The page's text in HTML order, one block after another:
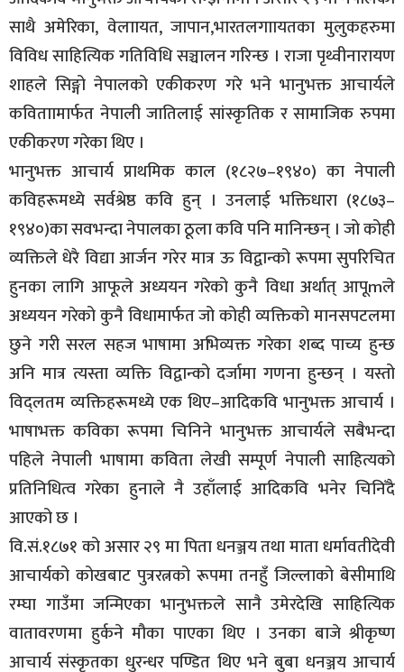
साथै अमेरिका, वेलाायत, जापान,भारतलगाायतका मुलुकहरुमा
विविध साहित्यिक गतिविधि सञ्चालन गरिन्छ । राजा पृथ्वीनारायण
शाहले सिङ्गो नेपालको एकीकरण गरे भने भानुभक्त आचार्यले
कविताामार्फत नेपाली जातिलाई सांस्कृतिक र सामाजिक रुपमा
एकीकरण गरेका थिए ।
भानुभक्त आचार्य प्राथमिक काल (१८२७–१९४०) का नेपाली
कविहरूमध्ये सर्वश्रेष्ठ कवि हुन् । उनलाई भक्तिधारा (१८७३–
१९४०)का सवभन्दा नेपालका ठूला कवि पनि मानिन्छन् । जो कोही
व्यक्तिले धेरै विद्या आर्जन गरेर मात्र ऊ विद्वान्को रूपमा सुपरिचित
हुनका लागि आफूले अध्ययन गरेको कुनै विधा अर्थात् आपूmले
अध्ययन गरेको कुनै विधामार्फत जो कोही व्यक्तिको मानसपटलमा
छुने गरी सरल सहज भाषामा अभिव्यक्त गरेका शब्द पाच्य हुन्छ
अनि मात्र त्यस्ता व्यक्ति विद्वान्को दर्जामा गणना हुन्छन् । यस्तो
विद्लतम व्यक्तिहरूमध्ये एक थिए–आदिकवि भानुभक्त आचार्य ।
भाषाभक्त कविका रूपमा चिनिने भानुभक्त आचार्यले सबैभन्दा
पहिले नेपाली भाषामा कविता लेखी सम्पूर्ण नेपाली साहित्यको
प्रतिनिधित्व गरेका हुनाले नै उहाँलाई आदिकवि भनेर चिनिँदै
आएको छ ।
वि.सं.१८७१ को असार २९ मा पिता धनञ्जय तथा माता धर्मावतीदेवी
आचार्यको कोखबाट पुत्ररत्नको रूपमा तनहुँ जिल्लाको बेसीमाथि
रम्घा गाउँमा जन्मिएका भानुभक्तले सानै उमेरदेखि साहित्यिक
वातावरणमा हुर्कने मौका पाएका थिए । उनका बाजे श्रीकृष्ण
आचार्य संस्कृतका धुरन्धर पण्डित थिए भने बुबा धनञ्जय आचार्य